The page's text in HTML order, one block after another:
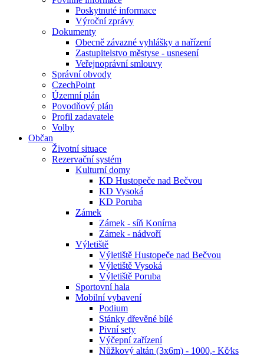
Poskytnuté informace
Výroční zprávy
Dokumenty
Obecně závazné vyhlášky a nařízení
Zastupitelstvo městyse - usnesení
Veřejnoprávní smlouvy
Správní obvody
CzechPoint
Územní plán
Povodňový plán
Profil zadavatele
Volby
Občan
Životní situace
Rezervační systém
Kulturní domy
KD Hustopeče nad Bečvou
KD Vysoká
KD Poruba
Zámek
Zámek - síň Konírna
Zámek - nádvoří
Výletiště
Výletiště Hustopeče nad Bečvou
Výletiště Vysoká
Výletiště Poruba
Sportovní hala
Mobilní vybavení
Podium
Stánky dřevěné bílé
Pivní sety
Výčepní zařízení
Nůžkový altán (3x6m) - 1000,- Kč⁄ks